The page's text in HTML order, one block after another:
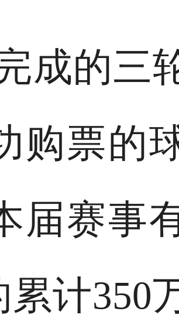
成的三
购票的
届赛事
计350